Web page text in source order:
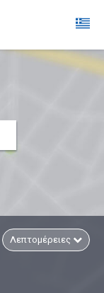
Λεπτομέρειες